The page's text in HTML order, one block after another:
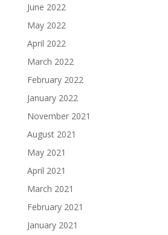
June 2022
May 2022
April 2022
March 2022
February 2022
January 2022
November 2021
August 2021
May 2021
April 2021
March 2021
February 2021
January 2021